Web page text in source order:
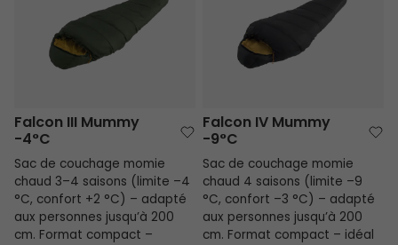
Falcon III Mummy
-4°C
Sac de couchage momie
chaud 3–4 saisons (limite –4
°C, confort +2 °C) – adapté
aux personnes jusqu’à 200
cm. Format compact –
Falcon IV Mummy
-9°C
Sac de couchage momie
chaud 4 saisons (limite –9
°C, confort –3 °C) – adapté
aux personnes jusqu’à 200
cm. Format compact – idéal